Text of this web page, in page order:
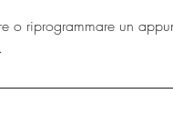
o riprogrammare un